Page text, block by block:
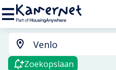
Zoekopslaan